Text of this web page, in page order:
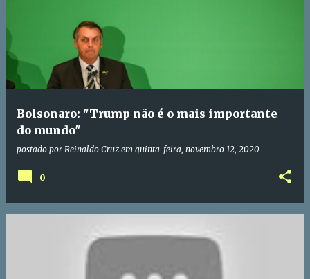
Bolsonaro: "Trump não é o mais importante
do mundo"
postado por Reinaldo Cruz em quinta-feira, novembro 12, 2020
0